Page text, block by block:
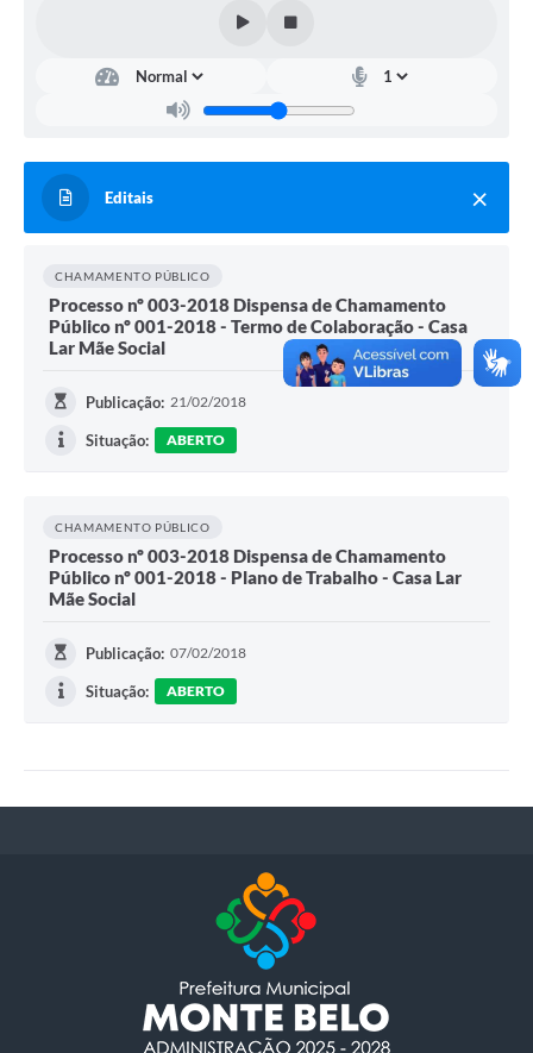
Editais
CHAMAMENTO PÚBLICO
Processo nº 003-2018 Dispensa de Chamamento
Público nº 001-2018 - Termo de Colaboração - Casa
Lar Mãe Social
Publicação: 21/02/2018
Situação: ABERTO
CHAMAMENTO PÚBLICO
Processo nº 003-2018 Dispensa de Chamamento
Público nº 001-2018 - Plano de Trabalho - Casa Lar
Mãe Social
Publicação: 07/02/2018
Situação: ABERTO